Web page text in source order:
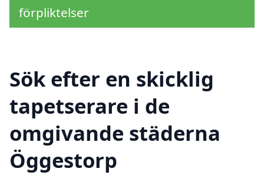
förpliktelser
Sök efter en skicklig
tapetserare i de
omgivande städerna
Öggestorp